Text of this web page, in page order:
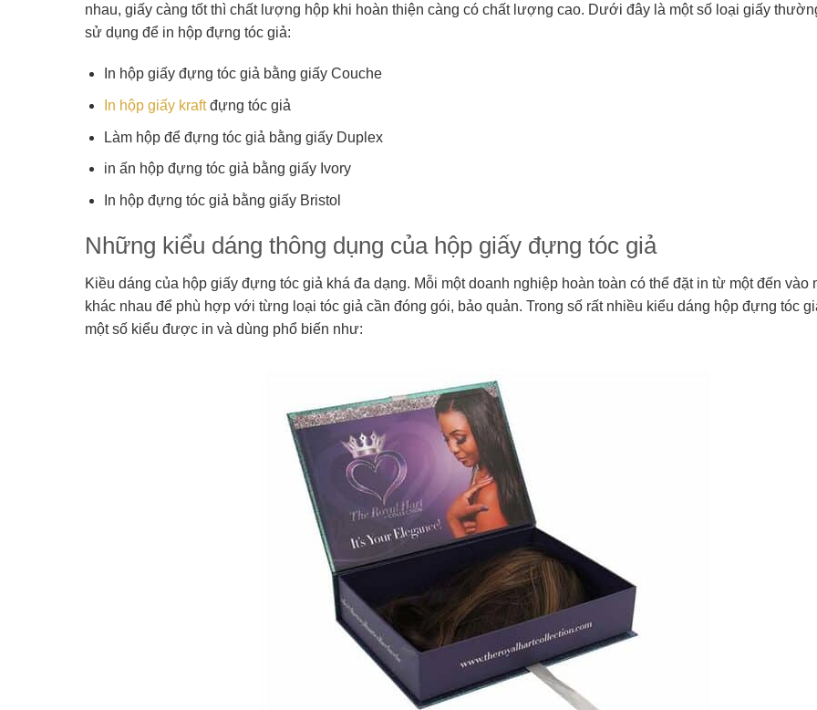
nhau, giấy càng tốt thì chất lượng hộp khi hoàn thiện càng có chất lượng cao. Dưới đây là một số loại giấy
sử dụng để in hộp đựng tóc giả:
In hộp giấy đựng tóc giả bằng giấy Couche
In hộp giấy kraftđựng tóc giả
Làm hộp để đựng tóc giả bằng giấy Duplex
in ấn hộp đựng tóc giả bằng giấy Ivory
In hộp đựng tóc giả bằng giấy Bristol
Những kiểu dáng thông dụng của hộp giấy đựng tóc giả
Kiều dáng của hộp giấy đựng tóc giả khá đa dạng. Mỗi một doanh nghiệp hoàn toàn có thể đặt in từ một đến vào
khác nhau để phù hợp với từng loại tóc giả cần đóng gói, bảo quản. Trong số rất nhiều kiểu dáng hộp đựng tóc
một số kiểu được in và dùng phổ biến như: